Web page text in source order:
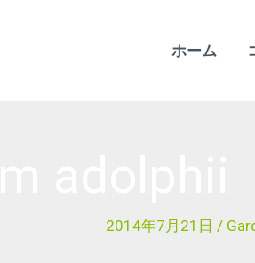
ホーム
2014年7月21日 /